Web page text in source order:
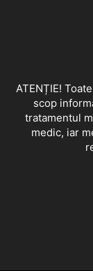
ATENȚIE!
scop
tratamentul
medic, iar